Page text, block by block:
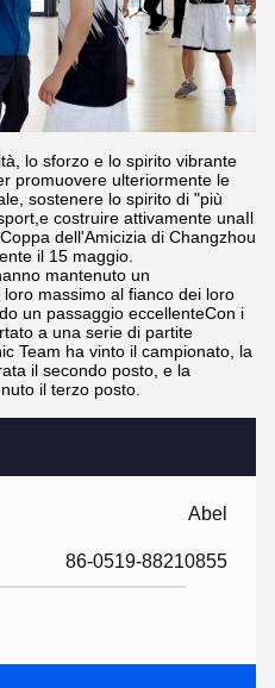
Abel
86-0519-88210855
lo sforzo e lo spirito vibrante
promuovere ulteriormente le
sostenere lo spirito di "più
costruire attivamente unaIl
dell'Amicizia di Changzhou
il 15 maggio.
mantenuto un
massimo al fianco dei loro
un passaggio eccellenteCon i
a una serie di partite
Team ha vinto il campionato, la
il secondo posto, e la
il terzo posto.